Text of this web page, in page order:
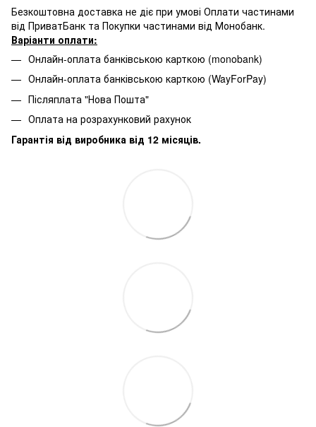
Безкоштовна доставка не діє при умові Оплати частинами
від ПриватБанк та Покупки частинами від Монобанк.
Варіанти оплати:
Онлайн-оплата банківською карткою (monobank)
Онлайн-оплата банківською карткою (WayForPay)
Післяплата "Нова Пошта"
Оплата на розрахунковий рахунок
Гарантія від виробника від 12 місяців.